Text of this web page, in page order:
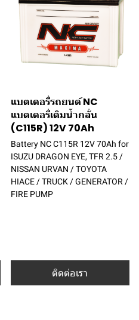
แบตเตอรี่รถยนต์ NC
แบตเตอรี่เติมน้ำกลั่น
(C115R) 12V 70Ah
Battery NC C115R 12V 70Ah for
ISUZU DRAGON EYE, TFR 2.5 /
NISSAN URVAN / TOYOTA
HIACE / TRUCK / GENERATOR /
FIRE PUMP
ติดต่อเรา